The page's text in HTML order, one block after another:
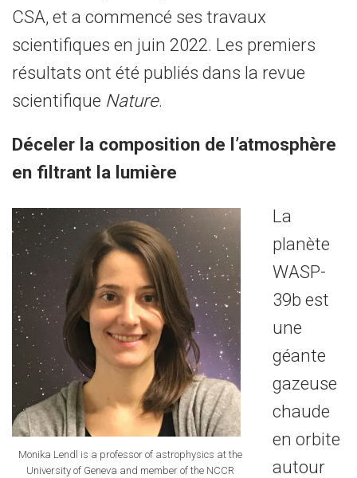
CSA, et a commencé ses travaux
scientifiques en juin 2022. Les premiers
résultats ont été publiés dans la revue
scientifique Nature.
Déceler la composition de l’atmosphère
en filtrant la lumière
Monika Lendl is a professor of astrophysics at the
University of Geneva and member of the NCCR
La
planète
WASP-
39b est
une
géante
gazeuse
chaude
en orbite
autour